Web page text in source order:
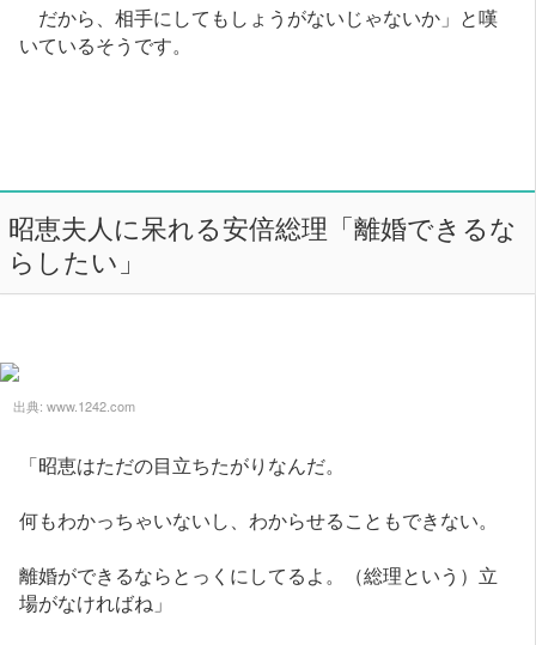
だから、相手にしてもしょうがないじゃないか」と嘆
いているそうです。
昭恵夫人に呆れる安倍総理「離婚できるな
らしたい」
出典: www.1242.com
「昭恵はただの目立ちたがりなんだ。
何もわかっちゃいないし、わからせることもできない。
離婚ができるならとっくにしてるよ。（総理という）立
場がなければね」